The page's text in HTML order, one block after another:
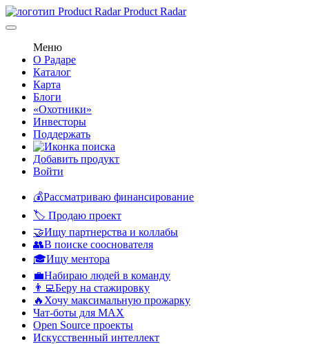
Product Radar
Меню
О Радаре
Каталог
Карта
Блоги
«Охотники»
Инвесторы
Поддержать
Добавить продукт
Войти
💰Рассматриваю финансирование
🏷️ Продаю проект
🤝Ищу партнерства и коллабы
👥В поиске сооснователя
🎓Ищу ментора
💼Набираю людей в команду
👨‍💻Беру на стажировку
🔥Хочу максимальную прожарку
Чат-боты для MAX
Open Source проекты
Искусственный интеллект